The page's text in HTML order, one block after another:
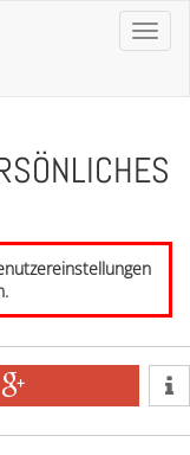
Toggle